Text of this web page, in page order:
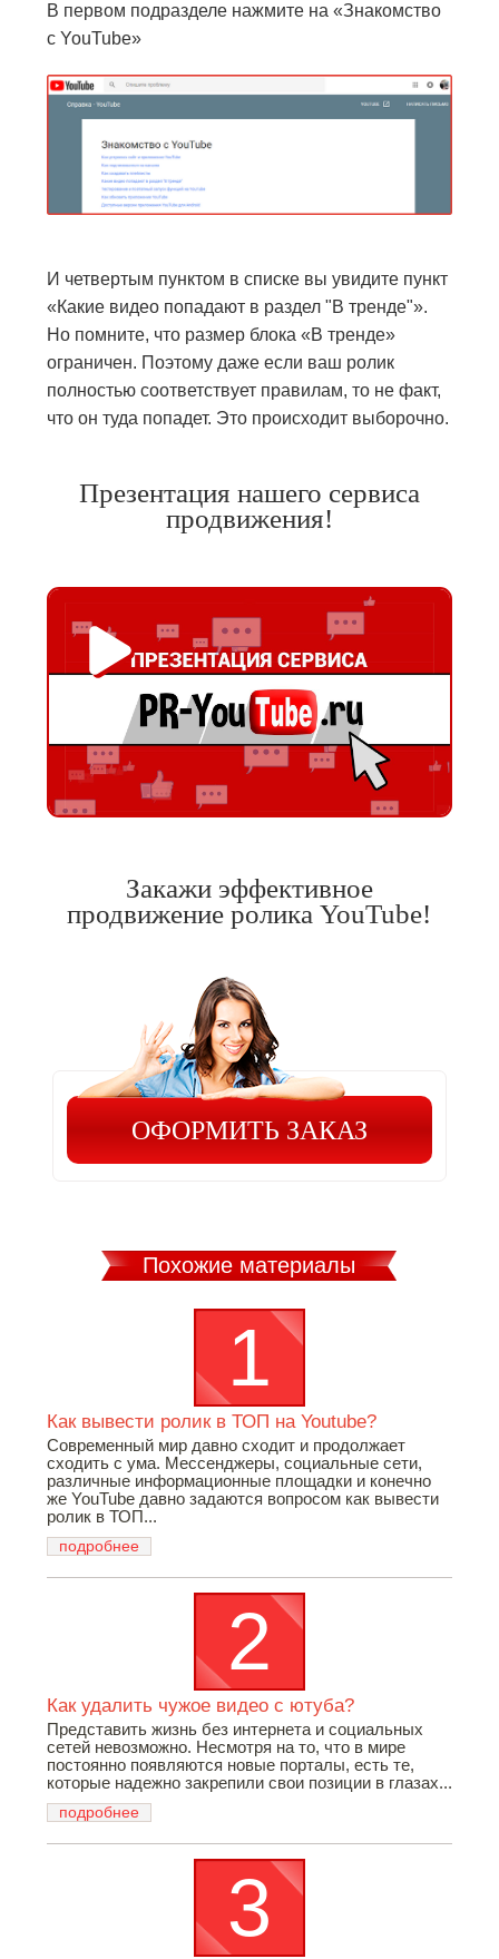
В первом подразделе нажмите на «Знакомство
с YouTube»
И четвертым пунктом в списке вы увидите пункт
«Какие видео попадают в раздел "В тренде"».
Но помните, что размер блока «В тренде»
ограничен. Поэтому даже если ваш ролик
полностью соответствует правилам, то не факт,
что он туда попадет. Это происходит выборочно.
Презентация нашего сервиса
продвижения!
Закажи эффективное
продвижение ролика YouTube!
ОФОРМИТЬ ЗАКАЗ
Похожие материалы
Как вывести ролик в ТОП на Youtube?
Современный мир давно сходит и продолжает
сходить с ума. Мессенджеры, социальные сети,
различные информационные площадки и конечно
же YouTube давно задаются вопросом как вывести
ролик в ТОП...
подробнее
Как удалить чужое видео с ютуба?
Представить жизнь без интернета и социальных
сетей невозможно. Несмотря на то, что в мире
постоянно появляются новые порталы, есть те,
которые надежно закрепили свои позиции в глазах...
подробнее